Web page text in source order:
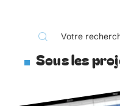
Sous les